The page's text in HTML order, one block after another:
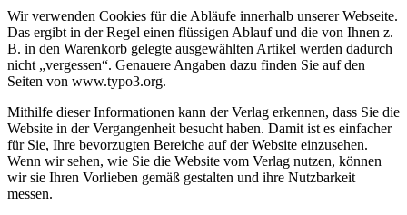
Wir verwenden Cookies für die Abläufe innerhalb unserer Webseite.
Das ergibt in der Regel einen flüssigen Ablauf und die von Ihnen z.
B. in den Warenkorb gelegte ausgewählten Artikel werden dadurch
nicht „vergessen“. Genauere Angaben dazu finden Sie auf den
Seiten von www.typo3.org.
Mithilfe dieser Informationen kann der Verlag erkennen, dass Sie die
Website in der Vergangenheit besucht haben. Damit ist es einfacher
für Sie, Ihre bevorzugten Bereiche auf der Website einzusehen.
Wenn wir sehen, wie Sie die Website vom Verlag nutzen, können
wir sie Ihren Vorlieben gemäß gestalten und ihre Nutzbarkeit
messen.